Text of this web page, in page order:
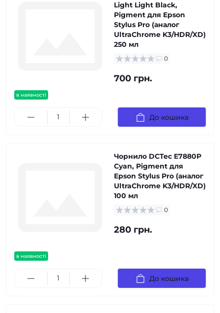
в наявності
Light Light Black,
Pigment для Epson
Stylus Pro (аналог
UltraChrome K3/HDR/XD)
250 мл
0
700 грн.
До кошика
в наявності
Чорнило DCTec E7880P
Cyan, Pigment для
Epson Stylus Pro (аналог
UltraChrome K3/HDR/XD)
100 мл
0
280 грн.
До кошика